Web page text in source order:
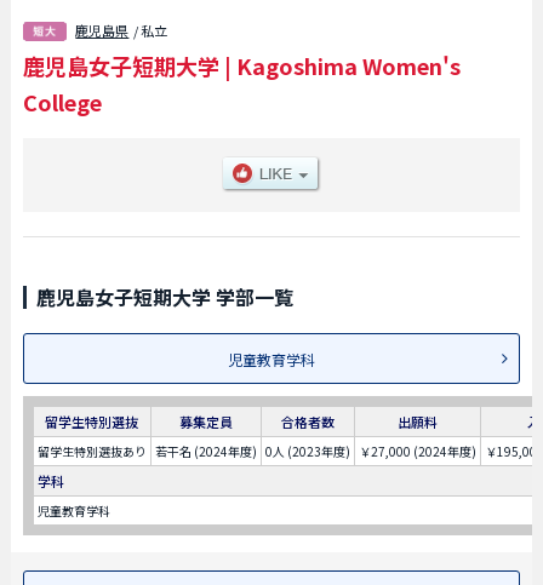
学科学部や生活科学科学部や教養学科学部等、学部別情報や、募集定員や合
格者数など入試情報、施設案内、アクセスなど外国人留学生に必要な情報を
掲載しているので是非ご利用ください。
鹿児島県 / 私立
鹿児島女子短期大学 | Kagoshima Women's
College
鹿児島女子短期大学 学部一覧
児童教育学科
留学生特別選抜 募集定員 合格者数 出願料
留学生特別選抜あり 若干名 (2024年度) 0人 (2023年度) ￥27,000 (2024年度) ￥
学科
児童教育学科